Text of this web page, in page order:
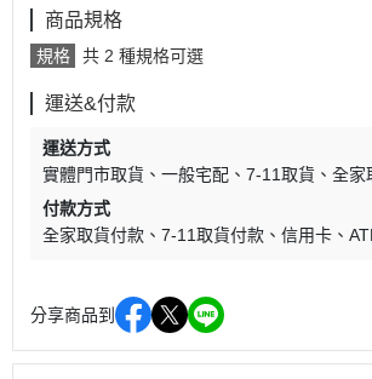
商品規格
規格 共 2 種規格可選
運送&付款
運送方式
實體門市取貨
一般宅配 7-11取貨
全家
付款方式
全家取貨付款
7-11取貨付款 信用卡
分享商品到